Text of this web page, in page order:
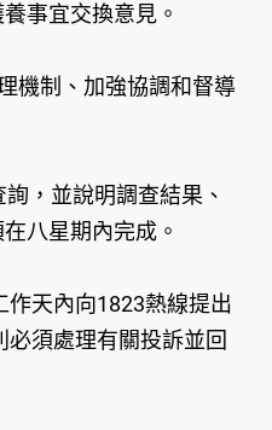
事宜交換意見。
機制、加強協調和督導
，並說明調查結果、
八星期內完成。
天內向1823熱線提出
須處理有關投訴並回